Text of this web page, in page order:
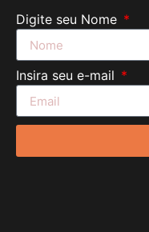
Digite seu Nome
Insira seu e-mail